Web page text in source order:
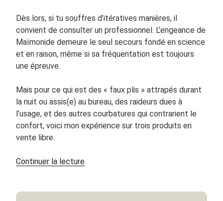
Dès lors, si tu souffres d’itératives manières, il
convient de consulter un professionnel. L’engeance de
Maïmonide demeure le seul secours fondé en science
et en raison, même si sa fréquentation est toujours
une épreuve.
Mais pour ce qui est des « faux plis » attrapés durant
la nuit ou assis(e) au bureau, des raideurs dues à
l’usage, et des autres courbatures qui contrarient le
confort, voici mon expérience sur trois produits en
vente libre.
Continuer la lecturede